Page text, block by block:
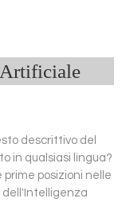
descrittivo del
in qualsiasi lingua?
prime posizioni nelle
dell'Intelligenza